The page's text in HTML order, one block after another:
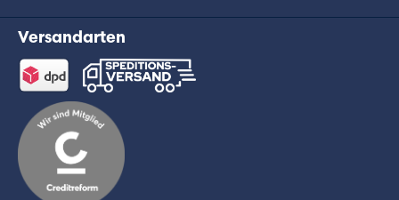
Versandarten